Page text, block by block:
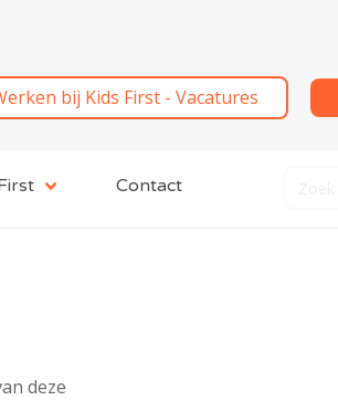
bij Kids First - Vacatures
Contact
deze